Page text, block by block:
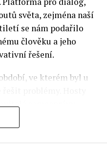
světa, zejména naší
se nám podařilo
člověku a jeho
řešení.
ve kterém byl u
samosprávy,
nevládních